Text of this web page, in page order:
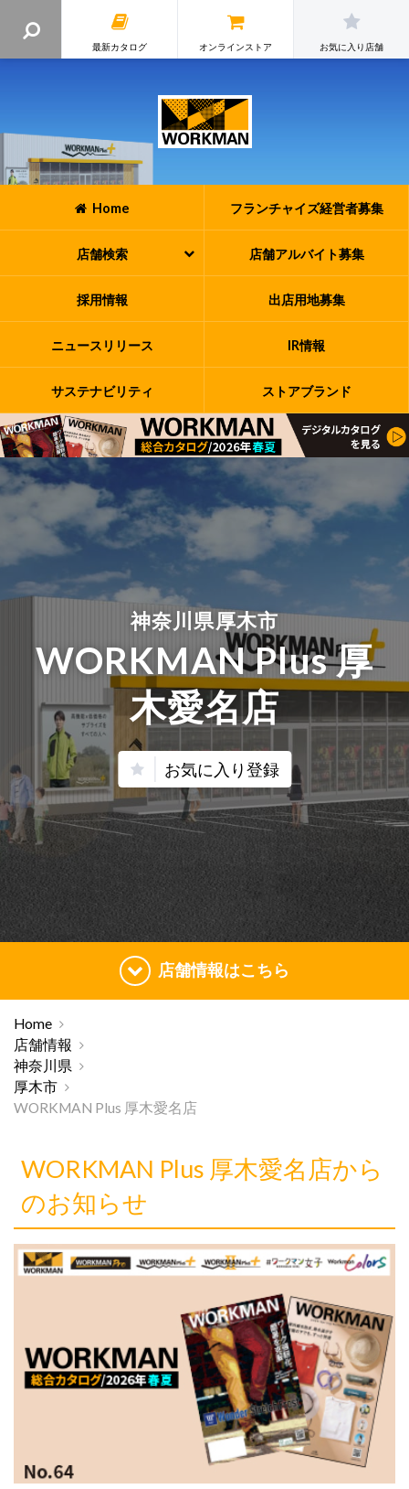
最新カタログ オンラインストア お気に入り店舗
Home フランチャイズ経営者募集
店舗検索 店舗アルバイト募集
採用情報 出店用地募集
ニュースリリース IR情報
サステナビリティ ストアブランド
神奈川県厚木市
WORKMAN Plus 厚
木愛名店
お気に入り登録
店舗情報はこちら
Home
店舗情報
神奈川県
厚木市
WORKMAN Plus 厚木愛名店
WORKMAN Plus 厚木愛名店から
のお知らせ